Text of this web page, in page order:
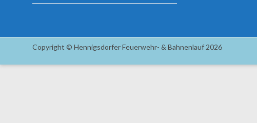
Copyright © Hennigsdorfer Feuerwehr- & Bahnenlauf 2026